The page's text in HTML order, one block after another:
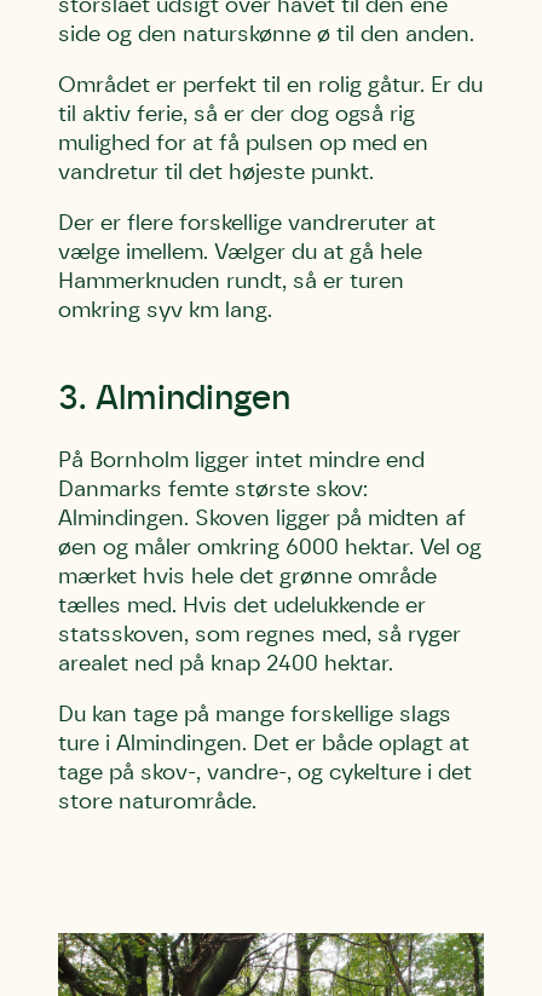
storslået udsigt over havet til den ene
side og den naturskønne ø til den anden.
Området er perfekt til en rolig gåtur. Er du
til aktiv ferie, så er der dog også rig
mulighed for at få pulsen op med en
vandretur til det højeste punkt.
Der er flere forskellige vandreruter at
vælge imellem. Vælger du at gå hele
Hammerknuden rundt, så er turen
omkring syv km lang.
3. Almindingen
På Bornholm ligger intet mindre end
Danmarks femte største skov:
Almindingen. Skoven ligger på midten af
øen og måler omkring 6000 hektar. Vel og
mærket hvis hele det grønne område
tælles med. Hvis det udelukkende er
statsskoven, som regnes med, så ryger
arealet ned på knap 2400 hektar.
Du kan tage på mange forskellige slags
ture i Almindingen. Det er både oplagt at
tage på skov-, vandre-, og cykelture i det
store naturområde.